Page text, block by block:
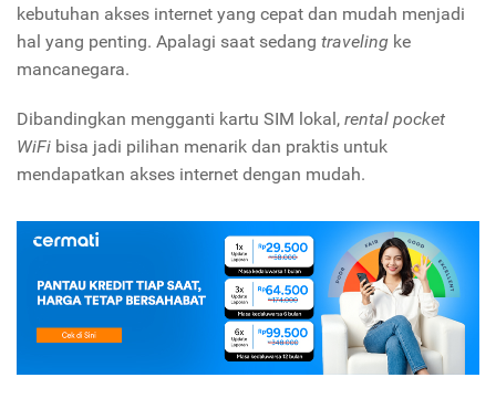
kebutuhan akses internet yang cepat dan mudah menjadi
hal yang penting. Apalagi saat sedang traveling ke
mancanegara.
Dibandingkan mengganti kartu SIM lokal, rental pocket
WiFi bisa jadi pilihan menarik dan praktis untuk
mendapatkan akses internet dengan mudah.